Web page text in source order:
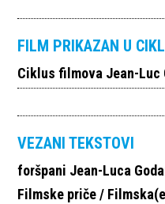
FILM PRIKAZAN U
Ciklus filmova Jean-Luc
VEZANI TEKSTOVI
foršpani Jean-Luca
Filmske priče /